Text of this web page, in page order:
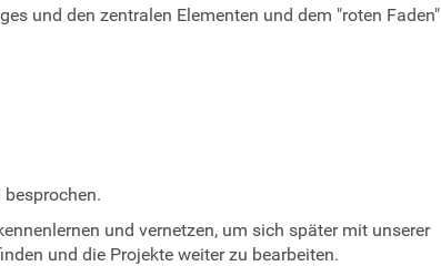
und den zentralen Elementen und dem "roten Faden"
und vernetzen, um sich später mit unserer
und die Projekte weiter zu bearbeiten.